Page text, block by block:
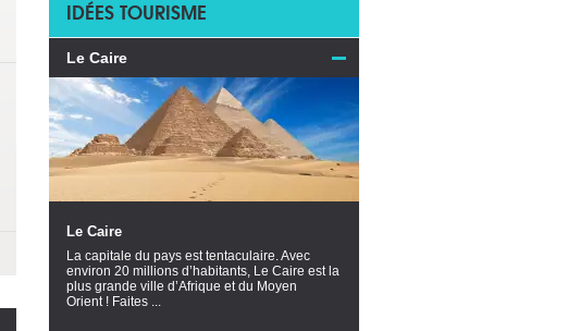
IDÉES TOURISME
Le Caire
Le Caire
La capitale du pays est tentaculaire. Avec
environ 20 millions d’habitants, Le Caire est la
plus grande ville d’Afrique et du Moyen
Orient ! Faites ...